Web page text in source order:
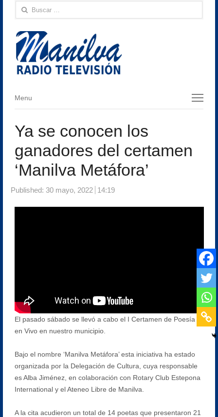
Buscar:
Menu
Menu
Ya se conocen los
ganadores del certamen
‘Manilva Metáfora’
Published: 30 mayo, 2022 14:19
El pasado sábado se llevó a cabo el I Certamen de Poesía
en Vivo en nuestro municipio.
Bajo el nombre ‘Manilva Metáfora’ esta iniciativa ha estado
organizada por la Delegación de Cultura, cuya responsable
es Alba Jiménez, en colaboración con Rotary Club Estepona
International y el Ateneo Libre de Manilva.
A la cita acudieron un total de 14 poetas que presentaron 21